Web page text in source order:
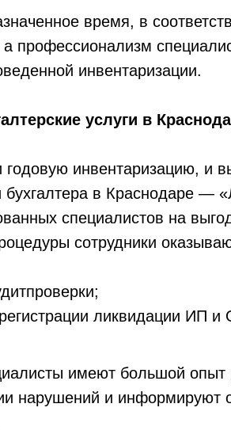
время, в
профессионализм
инвентаризации.
услуги в
инвентаризацию, и
бухгалтера в Краснодаре —
специалистов на
сотрудники
ликвидации ИП
имеют большой
нарушений и информируют